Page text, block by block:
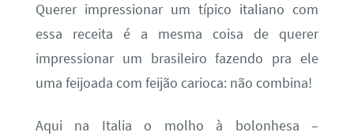
Querer impressionar um típico italiano com
essa receita é a mesma coisa de querer
impressionar um brasileiro fazendo pra ele
uma feijoada com feijão carioca: não combina!
Aqui na Italia o molho à bolonhesa –